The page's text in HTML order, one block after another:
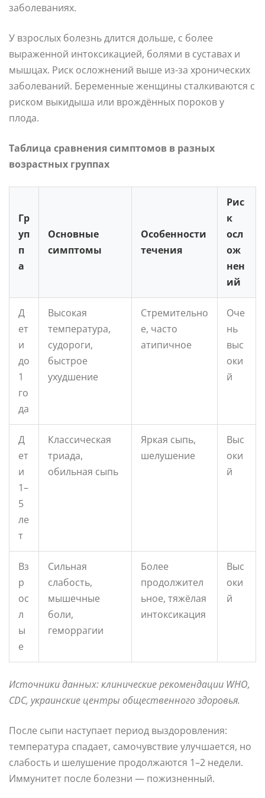
заболеваниях.
У взрослых болезнь длится дольше, с более
выраженной интоксикацией, болями в суставах и
мышцах. Риск осложнений выше из-за хронических
заболеваний. Беременные женщины сталкиваются с
риском выкидыша или врождённых пороков у
плода.
Таблица сравнения симптомов в разных
возрастных группах
Гр
уп
п
а
Основные
симптомы
Особенности
течения
Рис
к
осл
ож
нен
ий
Д
ет
и
до
1
го
да
Высокая
температура,
судороги,
быстрое
ухудшение
Стремительно
е, часто
атипичное
Оче
нь
выс
оки
й
Д
ет
и
1–
5
ле
т
Классическая
триада,
обильная сыпь
Яркая сыпь,
шелушение
Выс
оки
й
Вз
р
ос
л
ы
е
Сильная
слабость,
мышечные
боли,
геморрагии
Более
продолжител
ьное, тяжёлая
интоксикация
Выс
оки
й
Источники данных: клинические рекомендации WHO,
CDC, украинские центры общественного здоровья.
После сыпи наступает период выздоровления:
температура спадает, самочувствие улучшается, но
слабость и шелушение продолжаются 1–2 недели.
Иммунитет после болезни — пожизненный.